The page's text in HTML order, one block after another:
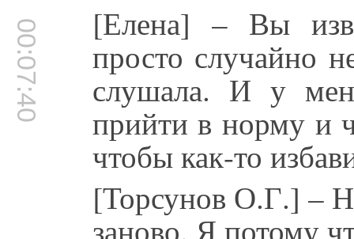
00:07:40 [Елена] – Вы
просто случайно
слушала. И у
прийти в норму и
чтобы как-то
[Торсунов О.Г.] –
заново. Я потому